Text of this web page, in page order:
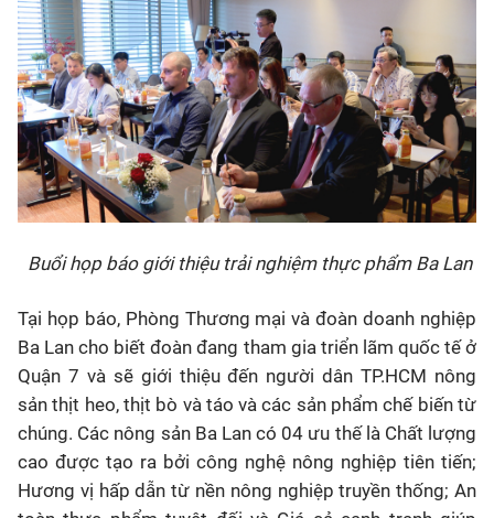
Buổi họp báo giới thiệu trải nghiệm thực phẩm Ba Lan
Tại họp báo, Phòng Thương mại và đoàn doanh nghiệp
Ba Lan cho biết đoàn đang tham gia triển lãm quốc tế ở
Quận 7 và sẽ giới thiệu đến người dân TP.HCM nông
sản thịt heo, thịt bò và táo và các sản phẩm chế biến từ
chúng. Các nông sản Ba Lan có 04 ưu thế là Chất lượng
cao được tạo ra bởi công nghệ nông nghiệp tiên tiến;
Hương vị hấp dẫn từ nền nông nghiệp truyền thống; An